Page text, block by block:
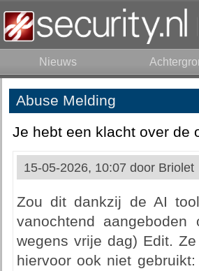
Nieuws
Abuse Melding
Je hebt een klacht over de
15-05-2026, 10:07 door Briolet
Zou dit dankzij de AI
vanochtend
wegens vrije dag) Edit.
hiervoor ook niet